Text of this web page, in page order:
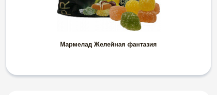
Мармелад Желейная фантазия